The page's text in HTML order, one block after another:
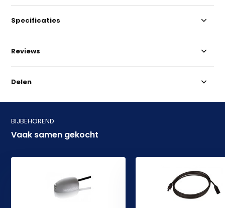
Specificaties
Reviews
Delen
BIJBEHOREND
Vaak samen gekocht